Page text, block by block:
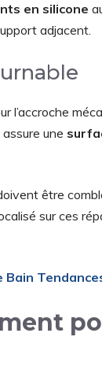
en silicone
adjacent.
l’accroche
une
être
sur ces
Bain